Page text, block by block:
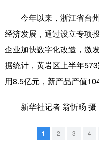
公益 一带一路
文化产业
地方频道
浙江 安徽
今年以来，浙江省台州
经济发展，通过设立专项
企业加快数字化改造，激
据统计，黄岩区上半年
用8.5亿元，新产品产值
新华社记者 翁忻旸 摄
1 2 3 4